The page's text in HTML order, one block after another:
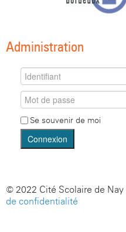
Administration
Se souvenir de moi
Connexion
© 2022 Cité Scolaire de Nay -
de confidentialité